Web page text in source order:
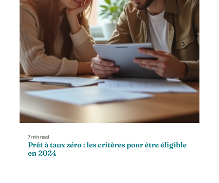
7 min read
Prêt à taux zéro : les critères pour être éligible
en 2024